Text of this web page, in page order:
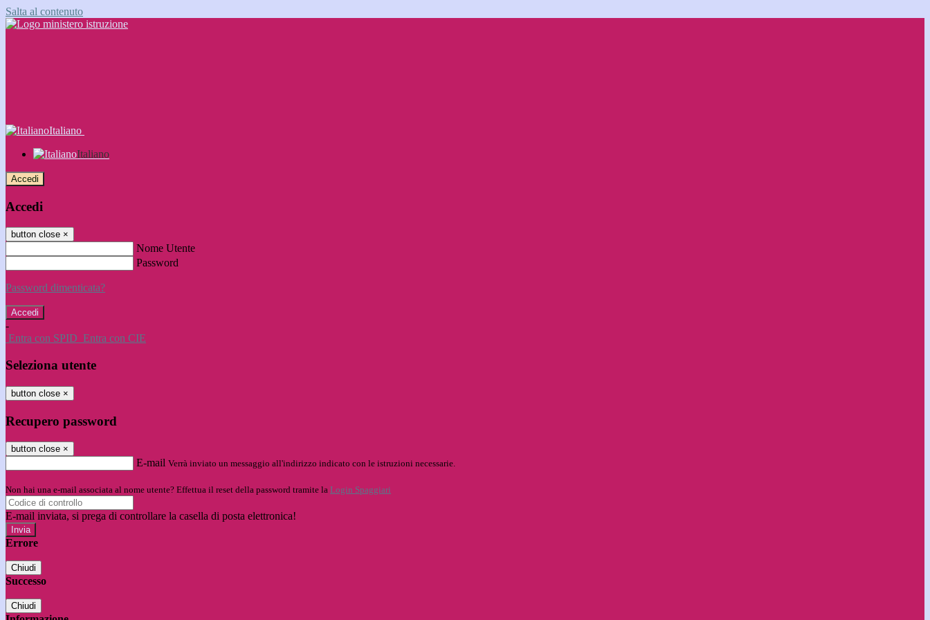
Salta al contenuto
Italiano
Italiano
Accedi
Accedi
button close ×
Nome Utente
Password
Password dimenticata?
-
Entra con SPID Entra con CIE
Seleziona utente
button close ×
Recupero password
button close ×
E-mail Verrà inviato un messaggio all'indirizzo indicato con le istruzioni necessarie.
Non hai una e-mail associata al nome utente? Effettua il reset della password tramite la Login Spaggiari
E-mail inviata, si prega di controllare la casella di posta elettronica!
Errore
Chiudi
Successo
Chiudi